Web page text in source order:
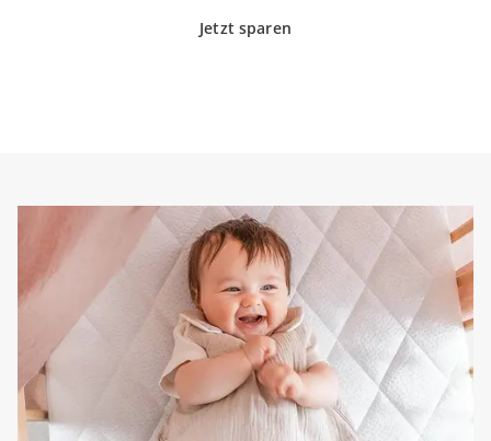
Jetzt sparen